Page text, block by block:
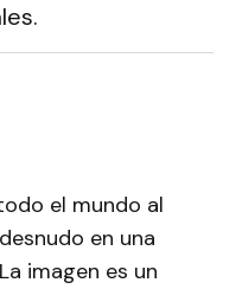
el mundo al
en una
imagen es un